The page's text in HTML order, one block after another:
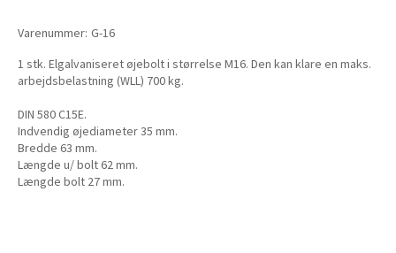
Varenummer: G-16
1 stk. Elgalvaniseret øjebolt i størrelse M16. Den kan klare en maks.
arbejdsbelastning (WLL) 700 kg.
DIN 580 C15E.
Indvendig øjediameter 35 mm.
Bredde 63 mm.
Længde u/ bolt 62 mm.
Længde bolt 27 mm.